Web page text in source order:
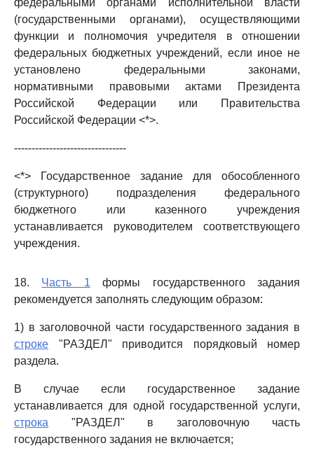
федеральными органами исполнительной власти
(государственными органами), осуществляющими
функции и полномочия учредителя в отношении
федеральных бюджетных учреждений, если иное не
установлено федеральными законами,
нормативными правовыми актами Президента
Российской Федерации или Правительства
Российской Федерации <*>.
--------------------------------
<*> Государственное задание для обособленного
(структурного) подразделения федерального
бюджетного или казенного учреждения
устанавливается руководителем соответствующего
учреждения.
18. Часть 1 формы государственного задания
рекомендуется заполнять следующим образом:
1) в заголовочной части государственного задания в
строке "РАЗДЕЛ" приводится порядковый номер
раздела.
В случае если государственное задание
устанавливается для одной государственной услуги,
строка "РАЗДЕЛ" в заголовочную часть
государственного задания не включается;